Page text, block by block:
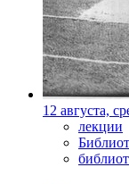
12 августа,
лекции